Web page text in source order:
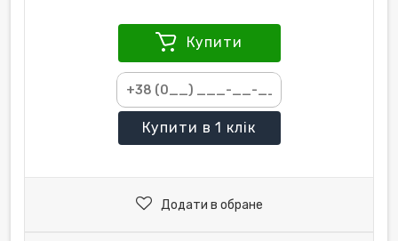
Купити
Купити в 1 клік
Додати в обране